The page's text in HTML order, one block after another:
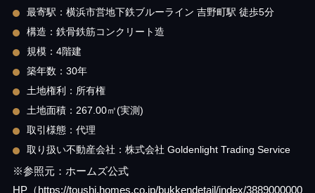
最寄駅：横浜市営地下鉄ブルーライン 吉野町駅 徒歩5分
構造：鉄骨鉄筋コンクリート造
規模：4階建
築年数：30年
土地権利：所有権
土地面積：267.00㎡(実測)
取引様態：代理
取り扱い不動産会社：株式会社 Goldenlight Trading Service
※参照元：ホームズ公式
HP（https://toushi.homes.co.jp/bukkendetail/index/3889000000